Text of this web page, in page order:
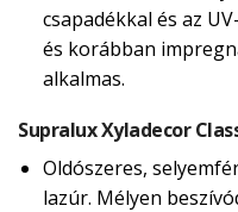
csapadékkal és az
és korábban
alkalmas.
Supralux Xyladecor
Oldószeres,
lazúr. Mélyen